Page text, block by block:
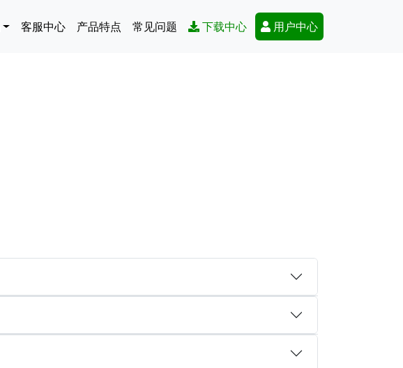
客服中心 产品特点 常见问题 下载中心 Secondary Menu
用户中心